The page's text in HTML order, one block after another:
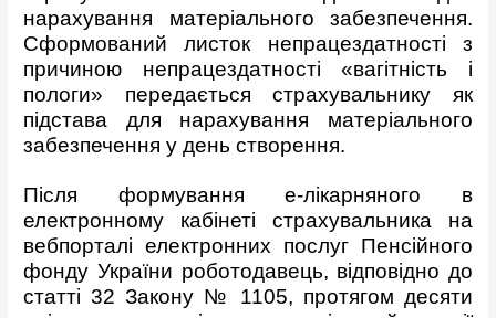
нарахування матеріального забезпечення.
Сформований листок непрацездатності з
причиною непрацездатності «вагітність і
пологи» передається страхувальнику як
підстава для нарахування матеріального
забезпечення у день створення.
Після формування е-лікарняного в
електронному кабінеті страхувальника на
вебпорталі електронних послугПенсійного
фонду України роботодавець, відповідно до
статті 32 Закону № 1105, протягом десяти